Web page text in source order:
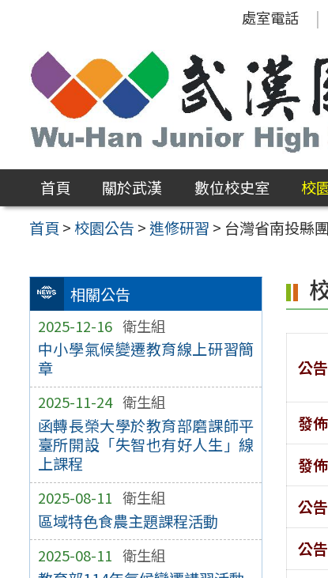
區
處室電話
首頁 關於武漢 數位校史室 校
首頁 >校園公告 >進修研習 > 台灣省南投縣
相關公告
2025-12-16 衛生組
中小學氣候變遷教育線上研習簡
章
2025-11-24 衛生組
函轉長榮大學於教育部磨課師平
臺所開設「失智也有好人生」線
上課程
2025-08-11 衛生組
區域特色食農主題課程活動
2025-08-11 衛生組
公
發
發
公
公